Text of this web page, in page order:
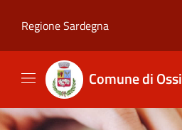
Regione Sardegna
Comune di Ossi